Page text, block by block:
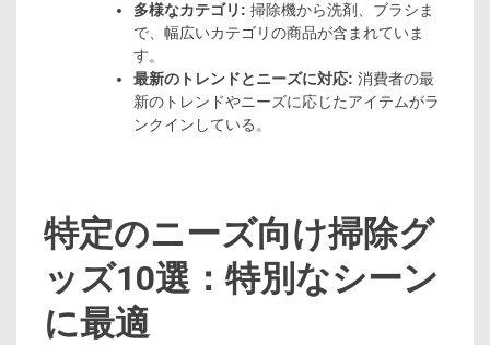
多様なカテゴリ: 掃除機から洗剤、ブラシま
で、幅広いカテゴリの商品が含まれていま
す。
最新のトレンドとニーズに対応: 消費者の最
新のトレンドやニーズに応じたアイテムがラ
ンクインしている。
特定のニーズ向け掃除グ
ッズ10選：特別なシーン
に最適